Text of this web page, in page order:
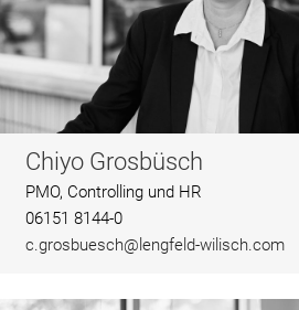
Chiyo Grosbüsch
PMO, Controlling und HR
06151 8144-0
c.grosbuesch@lengfeld-wilisch.com